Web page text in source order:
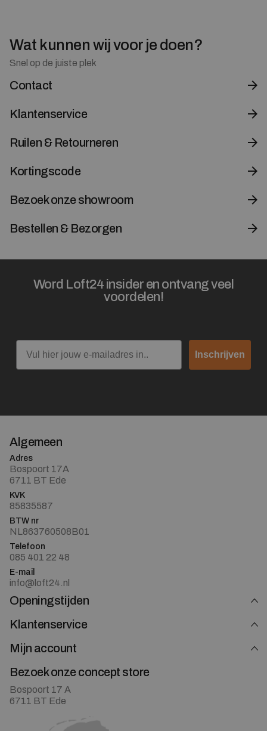
Wat kunnen wij voor je doen?
Snel op de juiste plek
Contact
Klantenservice
Ruilen & Retourneren
Kortingscode
Bezoek onze showroom
Bestellen & Bezorgen
Word Loft24 insider en ontvang veel
voordelen!
Email
Inschrijven
Algemeen
Adres
Bospoort 17A
6711 BT Ede
KVK
85835587
BTW nr
NL863760508B01
Telefoon
085 401 22 48
E-mail
info@loft24.nl
Openingstijden
Klantenservice
Mijn account
Bezoek onze concept store
Bospoort 17 A
6711 BT Ede